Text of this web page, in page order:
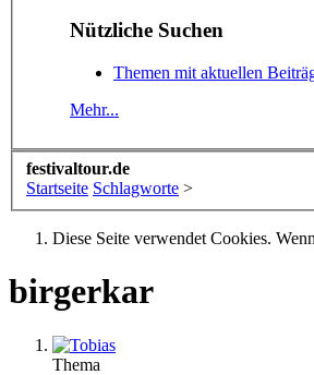
Nützliche Suchen
Themen mit aktuellen
Mehr...
festivaltour.de
Startseite Schlagworte >
Diese Seite verwendet Cookies.
birgerkar
Thema